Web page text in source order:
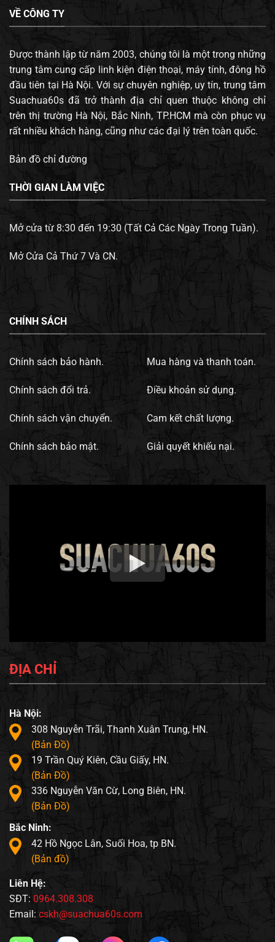
VỀ CÔNG TY
Được thành lập từ năm 2003, chúng tôi là một trong những
trung tâm cung cấp linh kiện điện thoại, máy tính, đông hồ
đầu tiên tại Hà Nội. Với sự chuyên nghiệp, uy tín, trung tâm
Suachua60s đã trở thành địa chỉ quen thuộc không chỉ
trên thị trường Hà Nội, Bắc Ninh, TP.HCM mà còn phục vụ
rất nhiều khách hàng, cũng như các đại lý trên toàn quốc.
Bản đồ chỉ đường
THỜI GIAN LÀM VIỆC
Mở cửa từ 8:30 đến 19:30 (Tất Cả Các Ngày Trong Tuần).
Mở Cửa Cả Thứ 7 Và CN.
CHÍNH SÁCH
Chính sách bảo hành.
Chính sách đổi trả.
Chính sách vận chuyển.
Chính sách bảo mật.
Mua hàng và thanh toán.
Điều khoản sử dụng.
Cam kết chất lượng.
Giải quyết khiếu nại.
ĐỊA CHỈ
Hà Nội:
308 Nguyễn Trãi, Thanh Xuân Trung, HN.
(Bản Đồ)
19 Trần Quý Kiên, Cầu Giấy, HN.
(Bản Đồ)
336 Nguyễn Văn Cừ, Long Biên, HN.
(Bản Đồ)
Bắc Ninh:
42 Hồ Ngọc Lân, Suối Hoa, tp BN.
(Bản đồ)
Liên Hệ:
SĐT: 0964.308.308
Email: cskh@suachua60s.com